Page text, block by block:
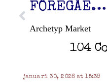
FÖREGÅENDE
Archetyp Market
104
januari 30, 2026 at 15:39